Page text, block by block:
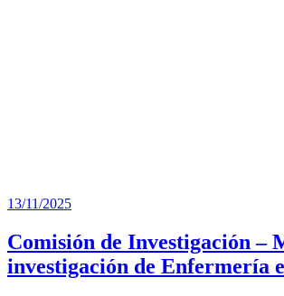
13/11/2025
Comisión de Investigación –
investigación de Enfermería